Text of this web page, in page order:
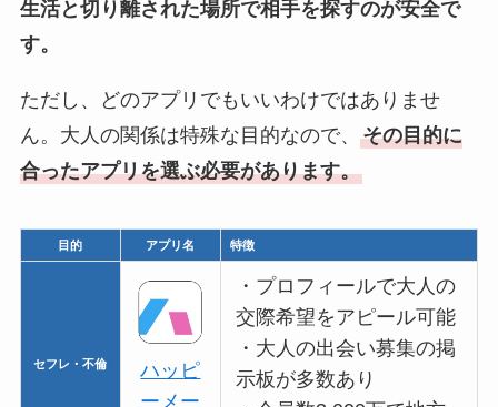
生活と切り離された場所で相手を探すのが安全で
す。
ただし、どのアプリでもいいわけではありませ
ん。大人の関係は特殊な目的なので、 その目的に
合ったアプリを選ぶ必要があります。
目的 アプリ名 特徴
セフレ・不倫
ハッピ
ーメー
・プロフィールで大人の
交際希望をアピール可能
・大人の出会い募集の掲
示板が多数あり